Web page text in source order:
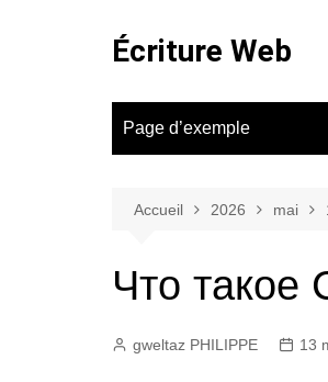
Écriture Web
Page d’exemple
Accueil 2026 mai
Что такое
gweltaz PHILIPPE 13